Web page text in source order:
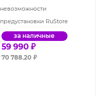
невозможности
предустановки RuStore
за наличные
59 990 ₽
70 788.20 ₽